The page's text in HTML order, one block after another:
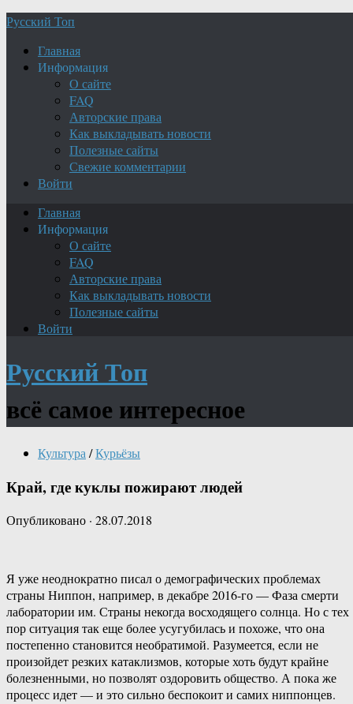
Русский Топ
Главная
Информация
О сайте
FAQ
Авторские права
Как выкладывать новости
Полезные сайты
Свежие комментарии
Войти
Главная
Информация
О сайте
FAQ
Авторские права
Как выкладывать новости
Полезные сайты
Войти
Русский Топ
всё самое интересное
Культура /Курьёзы
Край, где куклы пожирают людей
Опубликовано · 28.07.2018
Я уже неоднократно писал о демографических проблемах
страны Ниппон, например, в декабре 2016-го — Фаза смерти
лаборатории им. Страны некогда восходящего солнца. Но с тех
пор ситуация так еще более усугубилась и похоже, что она
постепенно становится необратимой. Разумеется, если не
произойдет резких катаклизмов, которые хоть будут крайне
болезненными, но позволят оздоровить общество. А пока же
процесс идет — и это сильно беспокоит и самих ниппонцев.